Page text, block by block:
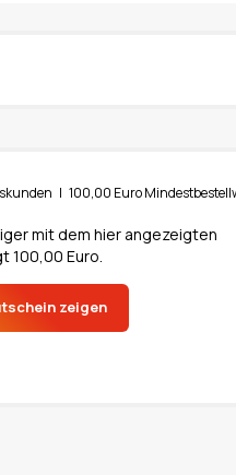
| 100,00 Euro
mit dem hier angezeigten
100,00 Euro.
zeigen